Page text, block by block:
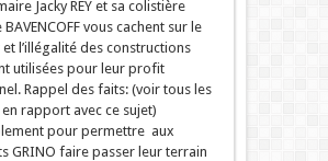
Jacky REY et sa colistière
vous cachent sur le
l’illégalité des constructions
utilisées pour leur profit
Rappel des faits: (voir tous les
rapport avec ce sujet)
pour permettre aux
GRINO faire passer leur terrain